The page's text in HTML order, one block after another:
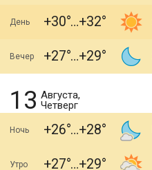
День +30 +32
Вечер +27 +29
13 Августа,
Четверг
Ночь +26 +28
Утро +27 +29